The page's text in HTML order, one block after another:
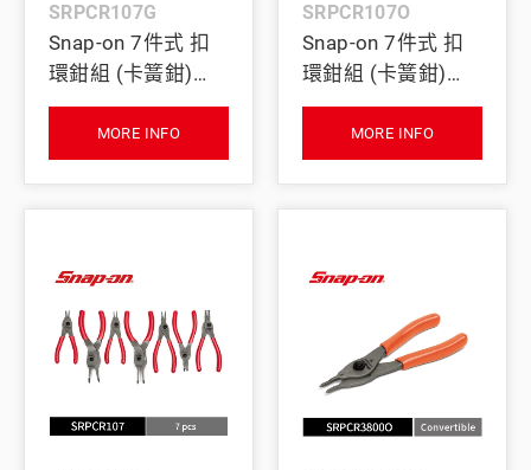
SRPCR107G
Snap-on 7件式 扣
環鉗組 (卡簧鉗)
(綠)
MORE INFO
SRPCR107O
Snap-on 7件式 扣
環鉗組 (卡簧鉗)
(橘)
MORE INFO